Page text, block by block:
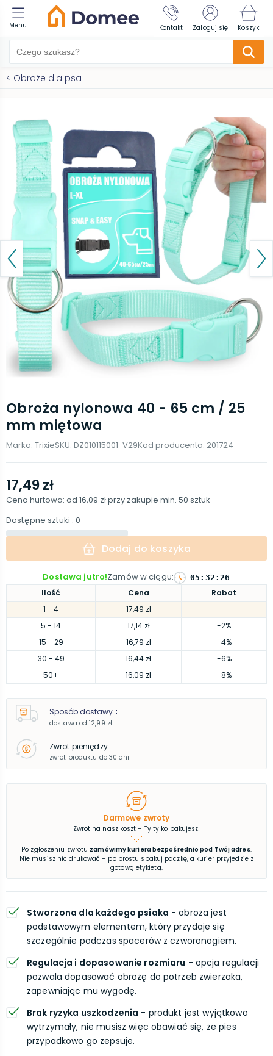
Menu Kontakt Zaloguj się Koszyk
< Obroże dla psa
Obroża nylonowa 40 - 65 cm / 25
mm miętowa
Marka: TrixieSKU: DZ010115001-V29Kod producenta: 201724
Ilość Cena
Rabat
1 - 4 17,49 zł
-
5 - 14 17,14 zł
-2%
15 - 29 16,79 zł
-4%
30 - 49 16,44 zł
-6%
50+ 16,09 zł -8%
17,49 zł
Cena hurtowa: od 16,09 złprzy zakupie min. 50 sztuk
Dostępne sztuki : 0
Dodaj do koszyka
Dostawa jutro!Zamów w ciągu: 05 : 32 :25
Sposób dostawy
dostawa od 12,99 zł
Zwrot pieniędzy
zwrot produktu do 30 dni
Darmowe zwroty
Zwrot na nasz koszt – Ty tylko pakujesz!
Po zgłoszeniu zwrotu zamówimy kuriera bezpośrednio pod Twój adres.
Nie musisz nic drukować – po prostu spakuj paczkę, a kurier przyjedzie z
gotową etykietą.
Stworzona dla każdego psiaka - obroża jest
podstawowym elementem, który przydaje się
szczególnie podczas spacerów z czworonogiem.
Regulacja i dopasowanie rozmiaru - opcja regulacji
pozwala dopasować obrożę do potrzeb zwierzaka,
zapewniając mu wygodę.
Brak ryzyka uszkodzenia - produkt jest wyjątkowo
wytrzymały, nie musisz więc obawiać się, że pies
przypadkowo go zepsuje.